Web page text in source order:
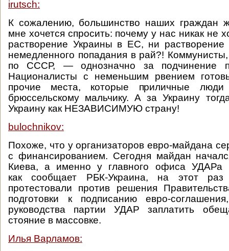
irutsch:
К сожалению, большинство наших граждан
мне хочется спросить: почему у нас никак не
растворение Украины в ЕС, ни
немедленного попадания в рай?!
по СССР, — однозначно за подчинение
Националисты с неменьшим рвением
прочие места, которые приличные
брюссельскому мальчику. А за Украину
Украину как НЕЗАВИСИМУЮ страну!
bulochnikov:
Похоже, что у организаторов евро-майдана
с финансированием. Сегодня майдан
Киева, а именно у главного офиса УДАРа
как сообщает РБК-Украина, на этот
протестовали против решения
подготовки к подписанию евро-
руководства партии УДАР заплатить
стояние в массовке.
Илья Варламов: